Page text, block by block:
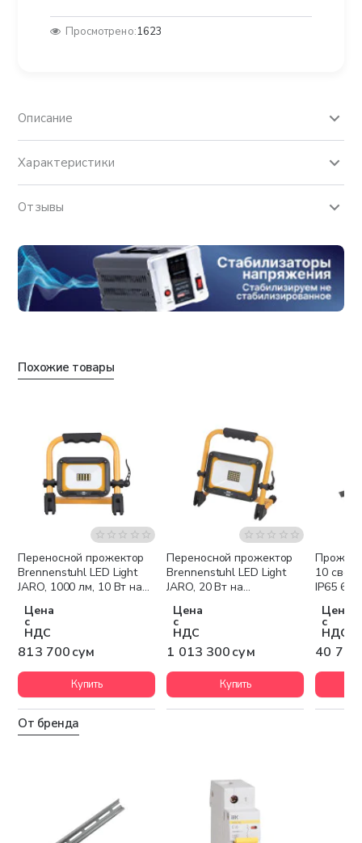
Просмотрено:1623
Описание
Характеристики
Отзывы
Похожие товары
Переносной прожектор
Brennenstuhl LED Light
JARO, 1000 лм, 10 Вт на
1171250135
Цена
с
НДС
813 700 сум
Купить
Переносной прожектор
Brennenstuhl LED Light
JARO, 20 Вт на
IP54 1171250245
Цена
с
НДС
1 013 300 сум
Купить
10
IP65
Цена
с
НДС
40 700
От бренда